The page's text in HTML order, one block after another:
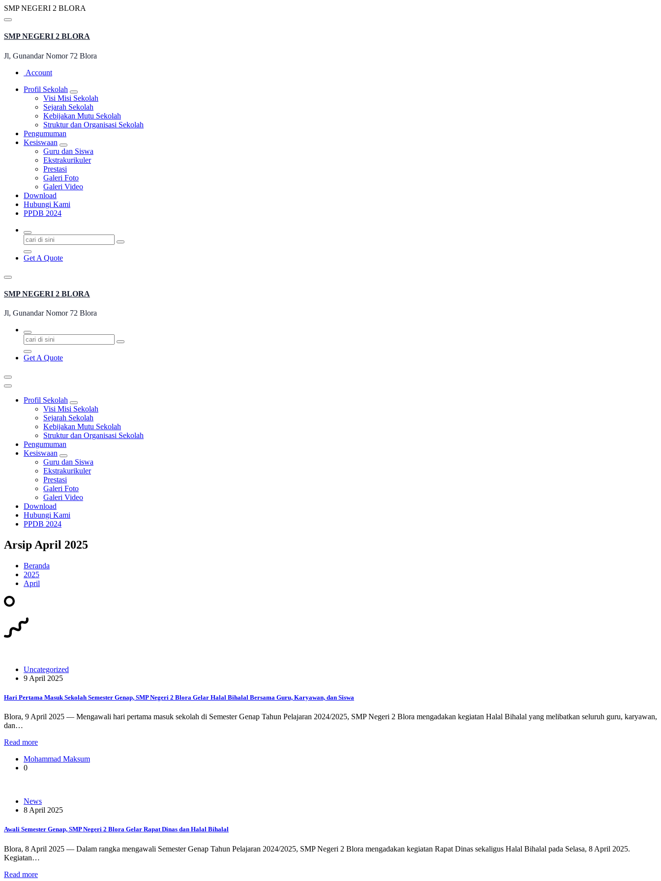
Lewati
ke
SMP NEGERI 2 BLORA
SMP NEGERI 2 BLORA
Jl, Gunandar Nomor 72 Blora
Account
Profil Sekolah
Visi Misi Sekolah
Sejarah Sekolah
Kebijakan Mutu Sekolah
Struktur dan Organisasi Sekolah
Pengumuman
Kesiswaan
Guru dan Siswa
Ekstrakurikuler
Prestasi
Galeri Foto
Galeri Video
Download
Hubungi Kami
PPDB 2024
Pencarian
untuk:
Get A Quote
SMP NEGERI 2 BLORA
Jl, Gunandar Nomor 72 Blora
Pencarian
untuk:
Get A Quote
Profil Sekolah
Visi Misi Sekolah
Sejarah Sekolah
Kebijakan Mutu Sekolah
Struktur dan Organisasi Sekolah
Pengumuman
Kesiswaan
Guru dan Siswa
Ekstrakurikuler
Prestasi
Galeri Foto
Galeri Video
Download
Hubungi Kami
PPDB 2024
Arsip April 2025
Beranda
2025
April
Uncategorized
9 April 2025
Hari Pertama Masuk Sekolah Semester Genap, SMP Negeri 2 Blora Gelar Halal Bihalal Bersama Guru, Karyawan, dan Siswa
Blora, 9 April 2025 — Mengawali hari pertama masuk sekolah di Semester Genap Tahun Pelajaran 2024/2025, SMP Negeri 2 Blora mengadakan kegiatan Halal Bihalal yang melibatkan seluruh guru, karyawan,
dan…
Read more
Mohammad Maksum
0
News
8 April 2025
Awali Semester Genap, SMP Negeri 2 Blora Gelar Rapat Dinas dan Halal Bihalal
Blora, 8 April 2025 — Dalam rangka mengawali Semester Genap Tahun Pelajaran 2024/2025, SMP Negeri 2 Blora mengadakan kegiatan Rapat Dinas sekaligus Halal Bihalal pada Selasa, 8 April 2025.
Kegiatan…
Read more